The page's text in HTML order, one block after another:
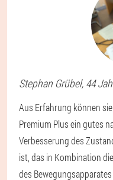
Stephan Grübel, 44
Aus Erfahrung können
Premium Plus ein gutes
Verbesserung des
ist, das in Kombination
des